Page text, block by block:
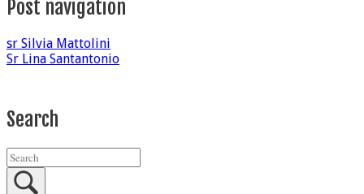
Post navigation
sr Silvia Mattolini
Sr Lina Santantonio
Search